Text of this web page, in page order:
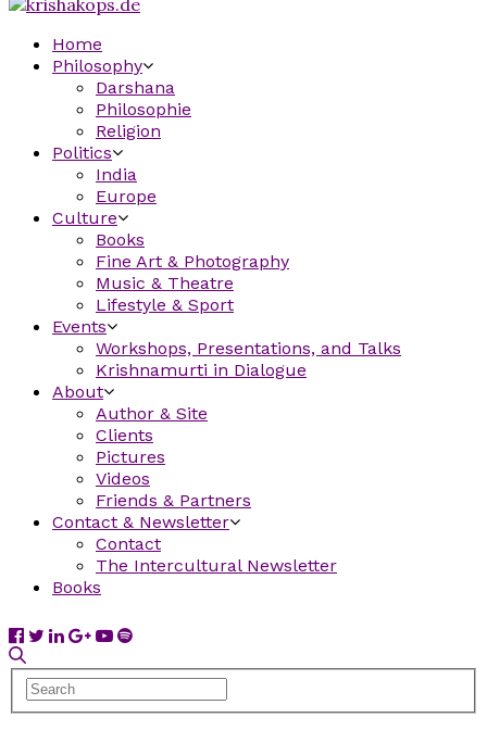
Home
Philosophy
Darshana
Philosophie
Religion
Politics
India
Europe
Culture
Books
Fine Art & Photography
Music & Theatre
Lifestyle & Sport
Events
Workshops, Presentations, and Talks
Krishnamurti in Dialogue
About
Author & Site
Clients
Pictures
Videos
Friends & Partners
Contact & Newsletter
Contact
The Intercultural Newsletter
Books